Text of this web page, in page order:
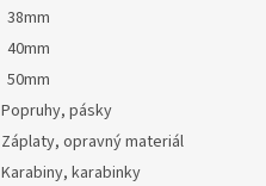
38mm
40mm
50mm
Popruhy, pásky
Záplaty, opravný materiál
Karabiny, karabinky